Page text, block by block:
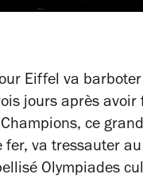
Eiffel va
jours après avoir
ce
va tressauter
Olympiades